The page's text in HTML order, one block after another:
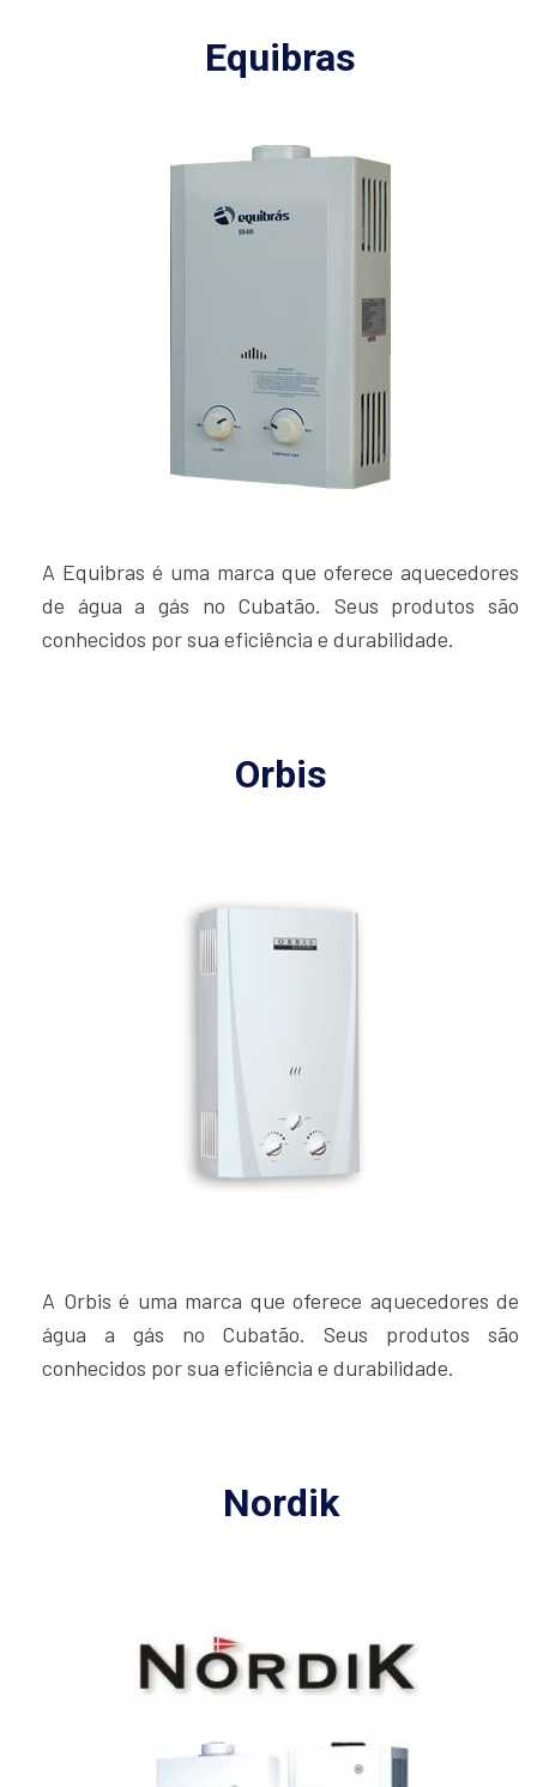
Equibras
A Equibras é uma marca que oferece aquecedores
de água a gás no Cubatão. Seus produtos são
conhecidos por sua eficiência e durabilidade.
Orbis
A Orbis é uma marca que oferece aquecedores de
água a gás no Cubatão. Seus produtos são
conhecidos por sua eficiência e durabilidade.
Nordik